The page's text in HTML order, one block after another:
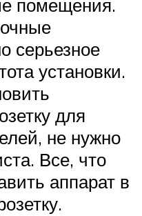
помещения.
серьезное
установки.
для
не нужно
Все, что
аппарат в